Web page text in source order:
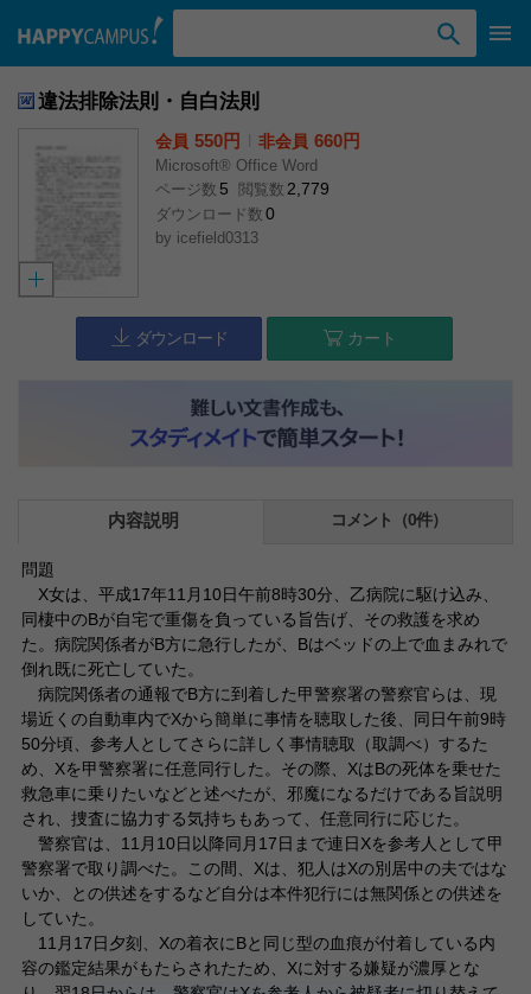
違法排除法則・自白法則
会員 550円 非会員 660円
Microsoft® Office Word
ページ数 5 閲覧数 2,779
ダウンロード数 0
by icefield0313
ダウンロード カート
内容説明 コメント（0件）
問題
X女は、平成17年11月10日午前8時30分、乙病院に駆け込み、
同棲中のBが自宅で重傷を負っている旨告げ、その救護を求め
た。病院関係者がB方に急行したが、Bはベッドの上で血まみれで
倒れ既に死亡していた。
病院関係者の通報でB方に到着した甲警察署の警察官らは、現
場近くの自動車内でXから簡単に事情を聴取した後、同日午前9時
50分頃、参考人としてさらに詳しく事情聴取（取調べ）するた
め、Xを甲警察署に任意同行した。その際、XはBの死体を乗せた
救急車に乗りたいなどと述べたが、邪魔になるだけである旨説明
され、捜査に協力する気持ちもあって、任意同行に応じた。
警察官は、11月10日以降同月17日まで連日Xを参考人として甲
警察署で取り調べた。この間、Xは、犯人はXの別居中の夫ではな
いか、との供述をするなど自分は本件犯行には無関係との供述を
していた。
11月17日夕刻、Xの着衣にBと同じ型の血痕が付着している内
容の鑑定結果がもたらされたため、Xに対する嫌疑が濃厚とな